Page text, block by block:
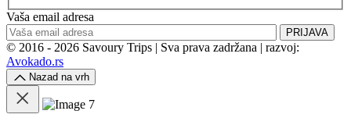
Vaša email adresa
PRIJAVA
© 2016 - 2026 Savoury Trips | Sva prava zadržana | razvoj:
Avokado.rs
Nazad na vrh